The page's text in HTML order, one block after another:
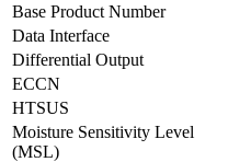
Base Product Number
Data Interface
Differential Output
ECCN
HTSUS
Moisture Sensitivity Level
(MSL)